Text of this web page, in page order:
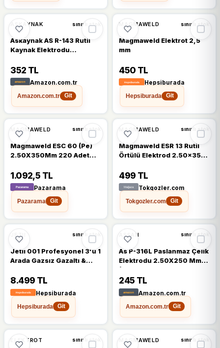
ASKAYNAK sınırlı stok
Askaynak AS R-143 Rutil
Kaynak Elektrodu
352 TL
Amazon.com.tr
Amazon.com.tr
Git
MAGMAWELD sınırlı stok
Magmaweld Elektrot 2,5
mm
450 TL
Hepsiburada
Hepsiburada
Git
MAGMAWELD sınırlı stok
Magmaweld ESC 60 (Pe)
2.50X350Mm 220 Adet
1.092,5 TL
Pazarama
Pazarama
Git
MAGMAWELD sınırlı stok
Magmaweld ESR 13 Rutil
Örtülü Elektrod 2.50x350
11101HQAM1
499 TL
Tokgozler.com
Tokgozler.com
Git
JETII sınırlı stok
Jetıı 001 Profesyonel 3'ü 1
Arada Gazsız Gazaltı &
(350 Amper)
8.499 TL
Hepsiburada
Hepsiburada
Git
ASSAN sınırlı stok
As P-316L Paslanmaz Çelik
Elektrodu 2.50X250 Mm
(10 Adet)
245 TL
Amazon.com.tr
Amazon.com.tr
Git
ELEKTROT sınırlı stok MAGMAWELD sınırlı stok